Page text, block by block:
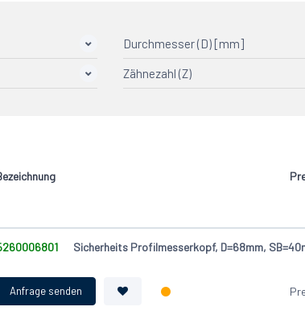
Durchmesser (D) [mm]
Zähnezahl (Z)
Sicherheits Profilmesserkopf, D=68mm,